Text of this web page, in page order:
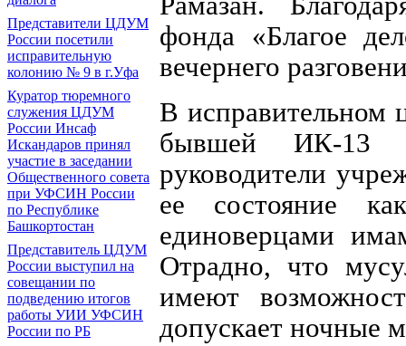
Представители ЦДУМ
России посетили
исправительную
колонию № 9 в г.Уфа
Куратор тюремного
служения ЦДУМ
России Инсаф
Искандаров принял
участие в заседании
Общественного совета
при УФСИН России
по Республике
Башкортостан
Представитель ЦДУМ
России выступил на
совещании по
подведению итогов
работы УИИ УФСИН
России по РБ
фонда «Благое
вечернего
В исправительном
бывшей ИК-13
руководители
ее состояние
единоверцами
Отрадно, что
имеют
допускает ночные